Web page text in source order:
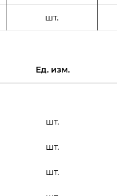
шт.
Ед. изм.
шт.
шт.
шт.